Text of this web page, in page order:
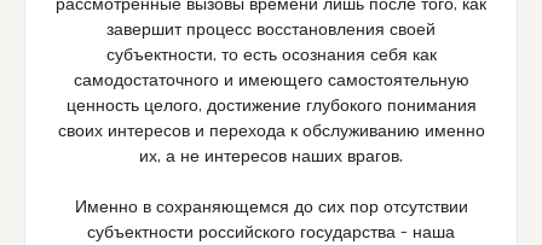
рассмотренные вызовы времени лишь после того, как
завершит процесс восстановления своей
субъектности, то есть осознания себя как
самодостаточного и имеющего самостоятельную
ценность целого, достижение глубокого понимания
своих интересов и перехода к обслуживанию именно
их, а не интересов наших врагов.
Именно в сохраняющемся до сих пор отсутствии
субъектности российского государства – наша